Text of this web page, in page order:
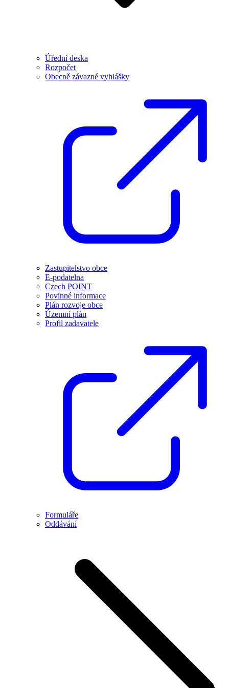
Úřední deska
Rozpočet
Obecně závazné vyhlášky
Zastupitelstvo obce
E-podatelna
Czech POINT
Povinné informace
Plán rozvoje obce
Územní plán
Profil zadavatele
Formuláře
Oddávání